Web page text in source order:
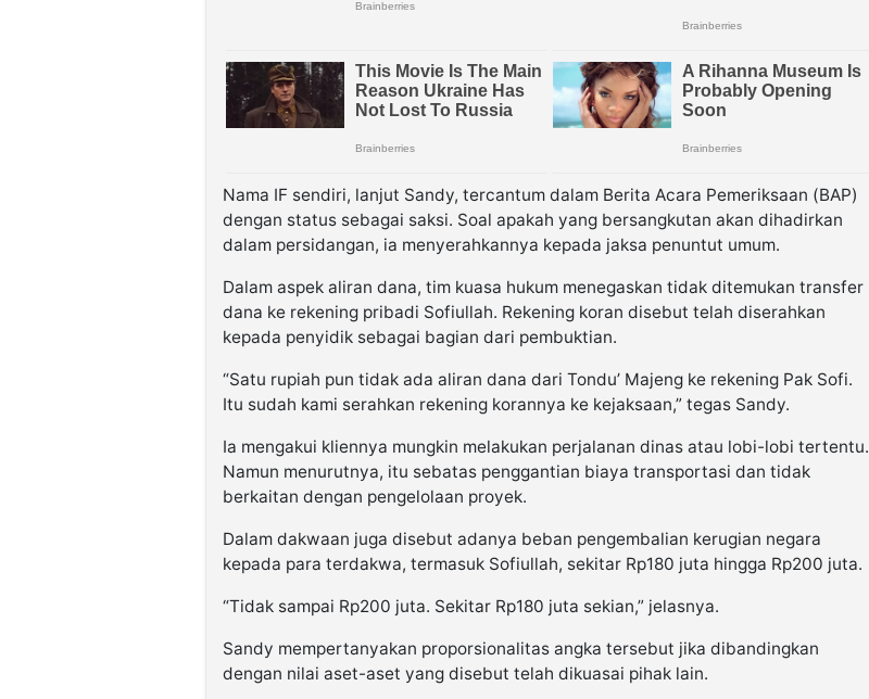
Nama IF sendiri, lanjut Sandy, tercantum dalam Berita Acara Pemeriksaan (BAP)
dengan status sebagai saksi. Soal apakah yang bersangkutan akan dihadirkan
dalam persidangan, ia menyerahkannya kepada jaksa penuntut umum.
Dalam aspek aliran dana, tim kuasa hukum menegaskan tidak ditemukan transfer
dana ke rekening pribadi Sofiullah. Rekening koran disebut telah diserahkan
kepada penyidik sebagai bagian dari pembuktian.
“Satu rupiah pun tidak ada aliran dana dari Tondu’ Majeng ke rekening Pak Sofi.
Itu sudah kami serahkan rekening korannya ke kejaksaan,” tegas Sandy.
Ia mengakui kliennya mungkin melakukan perjalanan dinas atau lobi-lobi tertentu.
Namun menurutnya, itu sebatas penggantian biaya transportasi dan tidak
berkaitan dengan pengelolaan proyek.
Dalam dakwaan juga disebut adanya beban pengembalian kerugian negara
kepada para terdakwa, termasuk Sofiullah, sekitar Rp180 juta hingga Rp200 juta.
“Tidak sampai Rp200 juta. Sekitar Rp180 juta sekian,” jelasnya.
Sandy mempertanyakan proporsionalitas angka tersebut jika dibandingkan
dengan nilai aset-aset yang disebut telah dikuasai pihak lain.